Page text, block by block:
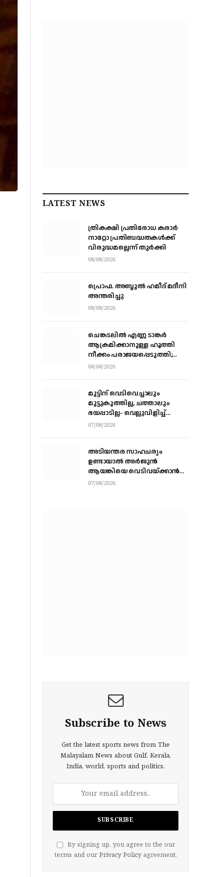
LATEST NEWS
ത്രികക്ഷി പ്രതിരോധ കരാര്‍
നാറ്റോ പ്രതിബദ്ധതകള്‍ക്ക്
വിരുദ്ധമല്ലെന്ന് തുര്‍ക്കി
08/08/2026
പ്രൊഫ. അബ്ദുൽ ഹമീദ് മദീനി
അന്തരിച്ചു
08/08/2026
ചെങ്കടലില്‍ എണ്ണ ടാങ്കര്‍
ആക്രമിക്കാനുള്ള ഹൂത്തി
നീക്കം പരാജയപ്പെടുത്തി;
യെമൻ സംഘർഷത്തിലേക്ക്
08/08/2026
മുട്ടിന് വെടിവെച്ചാലും
മുട്ടുകുത്തില്ല, ചത്താലും
ഭയപ്പാടില്ല- വെല്ലുവിളിച്ച്
വീണ്ടും അർജ്ജുൻ ആയങ്കി
07/08/2026
അടിയന്തര സാഹചര്യം
ഉണ്ടായാല്‍ അര്‍ജുന്‍
ആയങ്കിയെ വെടിവയ്ക്കാന്‍
നിര്‍ദേശം
07/08/2026
Subscribe to News
Get the latest sports news from The
Malayalam News about Gulf, Kerala,
India, world, sports and politics.
By signing up, you agree to the our
terms and our Privacy Policyagreement.